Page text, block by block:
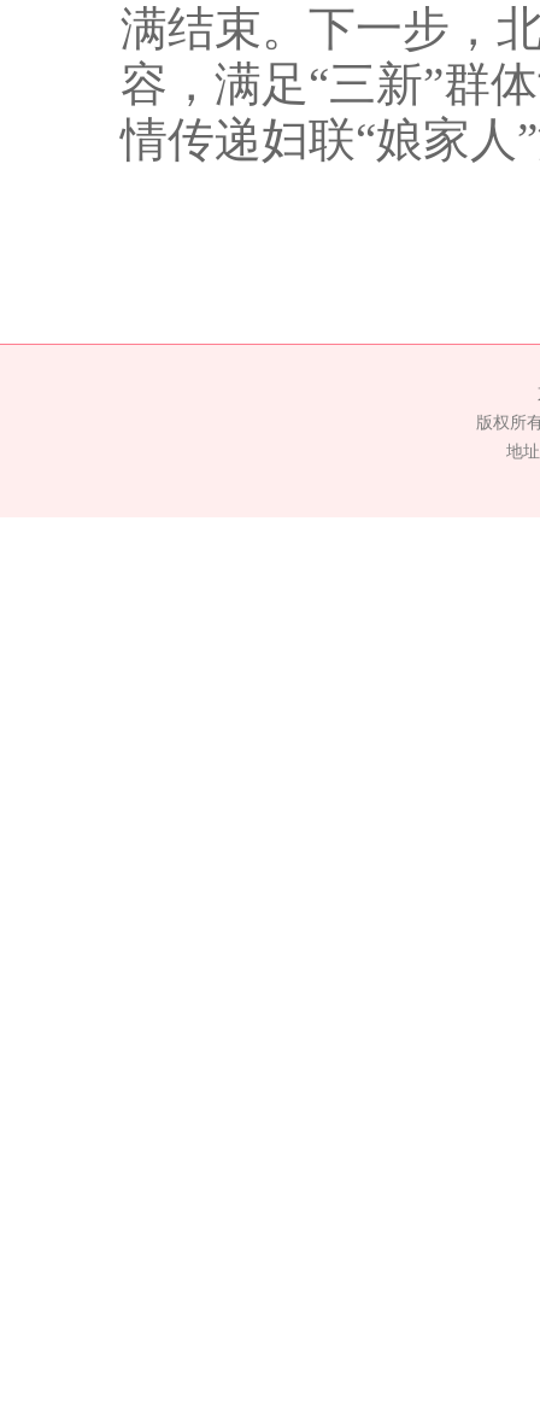
满结束。下一步，
容，满足“三新”群
情传递妇联“娘家人
版权所
地